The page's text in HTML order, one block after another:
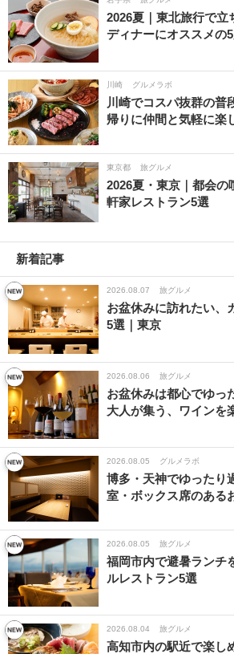
2026夏｜東北旅行で立
ディナーにオススメの
川崎 グルメラボ
川崎でコスパ抜群の普
帰りに仲間と気軽に楽
東京都 旅グルメ
2026夏・東京｜都会の
軒家レストラン5選
新着記事
2026.08.07 旅グルメ
お盆休みに訪れたい、
5選｜東京
2026.08.06 旅グルメ
お盆休みは都心でゆっ
大人が集う、ワイン
2026.08.05 グルメラボ
博多・天神でゆったり
室・ボックス席のある
2026.08.05 旅グルメ
福岡市内で避暑ランチ
ルレストラン5選
2026.08.04 旅グルメ
高知市内の駅近で楽し